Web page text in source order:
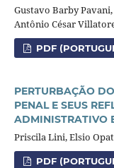
Gustavo Barby
Antônio César
PDF
PERTURBAÇÃO
PENAL E SEUS
ADMINISTRATIVO
Priscila Lini, Elsio
PDF